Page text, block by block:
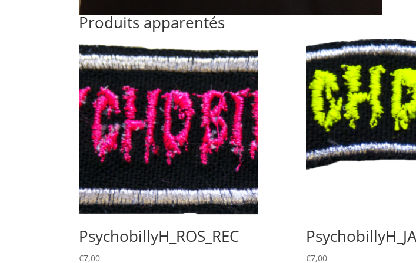
Produits apparentés
PsychobillyH_ROS_REC
€7,00 €7,00